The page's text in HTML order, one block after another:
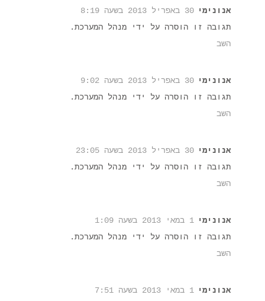
אנונימי 30 באפריל 2013 בשעה 8:19
תגובה זו הוסרה על ידי מנהל המערכת.
השב
אנונימי 30 באפריל 2013 בשעה 9:02
תגובה זו הוסרה על ידי מנהל המערכת.
השב
אנונימי 30 באפריל 2013 בשעה 23:05
תגובה זו הוסרה על ידי מנהל המערכת.
השב
אנונימי 1 במאי 2013 בשעה 1:09
תגובה זו הוסרה על ידי מנהל המערכת.
השב
אנונימי 1 במאי 2013 בשעה 7:51